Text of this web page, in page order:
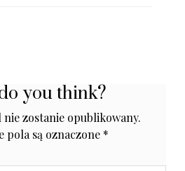
you think?
zostanie opublikowany.
pola są oznaczone *